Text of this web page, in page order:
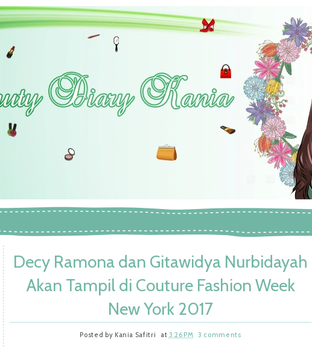
Decy Ramona dan Gitawidya Nurbidayah
Akan Tampil di Couture Fashion Week
New York 2017
Posted by Kania Safitri at 3:26 PM 3 comments